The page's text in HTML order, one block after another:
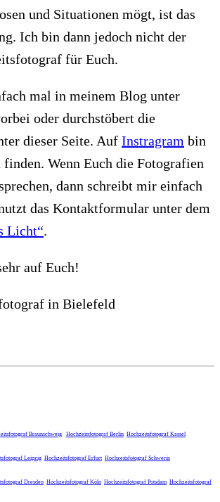
und Situationen mögt, ist das
Ich bin dann jedoch nicht der
für Euch.
mal in meinem Blog unter
oder durchstöbert die
dieser Seite. Auf Instragram bin
Wenn Euch die Fotografien
dann schreibt mir einfach
das Kontaktformular unter dem
Licht“.
auf Euch!
in Bielefeld
Braunschweig Hochzeitsfotograf Berlin Hochzeitsfotograf Kassel
Leipzig Hochzeitsfotograf Erfurt Hochzeitsfotograf Schwerin
Dresden Hochzeitsfotograf Köln Hochzeitsfotograf Potsdam Hochzeitsfotograf